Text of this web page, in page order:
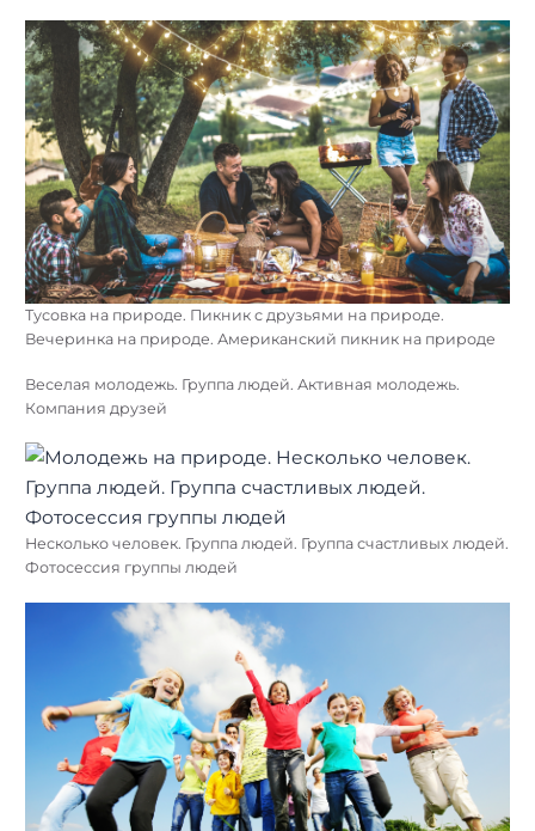
Тусовка на природе. Пикник с друзьями на природе.
Вечеринка на природе. Американский пикник на природе
Веселая молодежь. Группа людей. Активная молодежь.
Компания друзей
Несколько человек. Группа людей. Группа счастливых людей.
Фотосессия группы людей